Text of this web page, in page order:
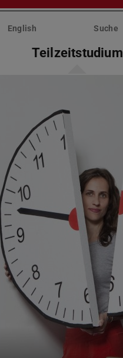
English Suche
Teilzeitstudium